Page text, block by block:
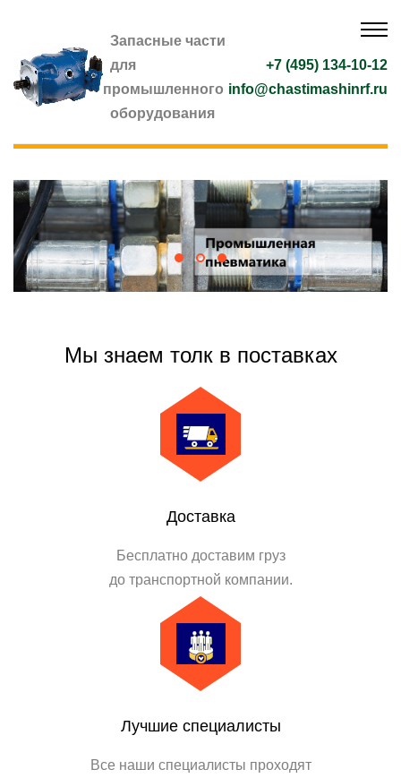
Запасные части
для
промышленного
оборудования
+7 (495) 134-10-12
info@chastimashinrf.ru
Мы знаем толк в поставках
Доставка
Бесплатно доставим груз
до транспортной компании.
Лучшие специалисты
Все наши специалисты проходят